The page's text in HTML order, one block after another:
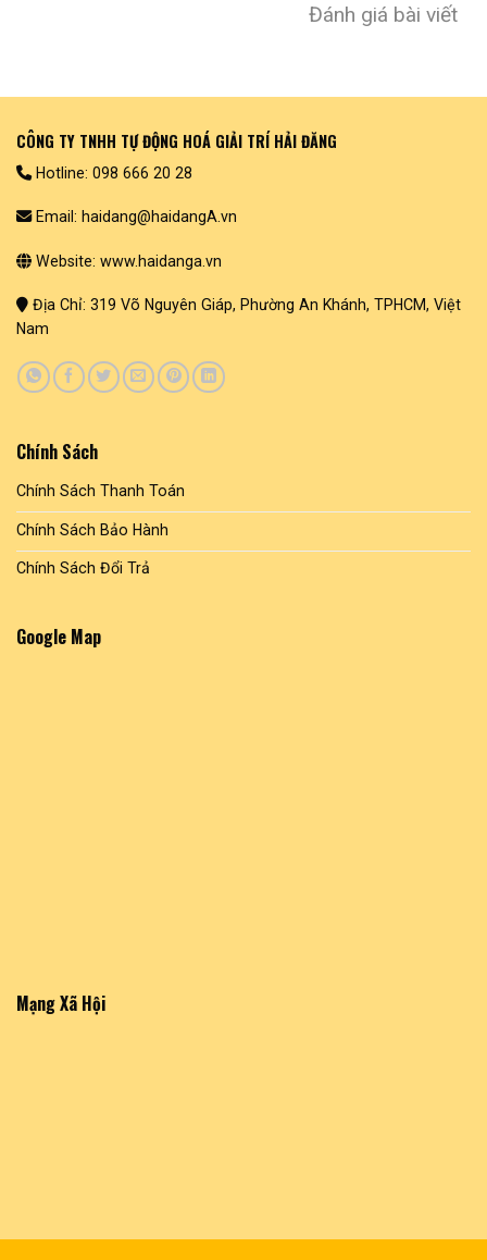
Đánh giá bài viết
CÔNG TY TNHH TỰ ĐỘNG HOÁ GIẢI TRÍ HẢI ĐĂNG
Hotline: 098 666 20 28
Email: haidang@haidangA.vn
Website: www.haidanga.vn
Địa Chỉ: 319 Võ Nguyên Giáp, Phường An Khánh, TPHCM, Việt
Nam
Chính Sách
Chính Sách Thanh Toán
Chính Sách Bảo Hành
Chính Sách Đổi Trả
Google Map
Mạng Xã Hội